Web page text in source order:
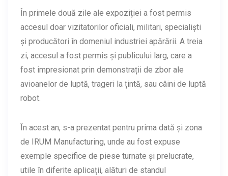
În primele două zile ale expoziției a fost permis
accesul doar vizitatorilor oficiali, militari, specialiști
și producători în domeniul industriei apărării. A treia
zi, accesul a fost permis și publicului larg, care a
fost impresionat prin demonstrații de zbor ale
avioanelor de luptă, trageri la țintă, sau câini de luptă
robot.
În acest an, s-a prezentat pentru prima dată și zona
de IRUM Manufacturing, unde au fost expuse
exemple specifice de piese turnate și prelucrate,
utile în diferite aplicații, alături de standul